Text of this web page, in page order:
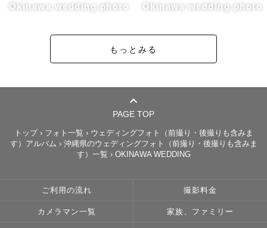
Okinawa wedding photo Okinawa wedding photo
もっとみる
PAGE TOP
トップ› フォト一覧 › ウェディングフォト（前撮り・後撮りも含みま
す）アルバム › 沖縄県のウェディングフォト（前撮り・後撮りも含みま
す）一覧 › OKINAWA WEDDING
ご利用の流れ 撮影料金
カメラマン一覧 家族、ファミリー